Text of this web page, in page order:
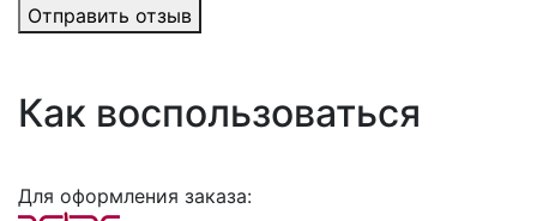
Отправить отзыв
Как воспользоваться
Для оформления заказа: